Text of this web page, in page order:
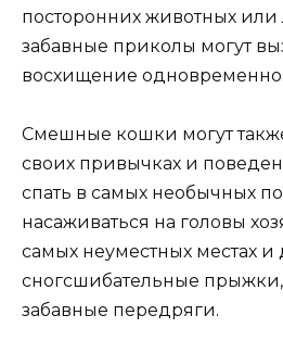
посторонних животных
забавные приколы могут
восхищение одновременно.
Смешные кошки могут
своих привычках и
спать в самых необычных
насаживаться на головы
самых неуместных местах и
сногсшибательные прыжки,
забавные передряги.